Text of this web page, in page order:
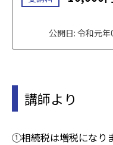
公開日: 令和元
講師より
①相続税は増税になり